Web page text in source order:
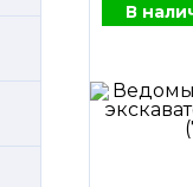
В